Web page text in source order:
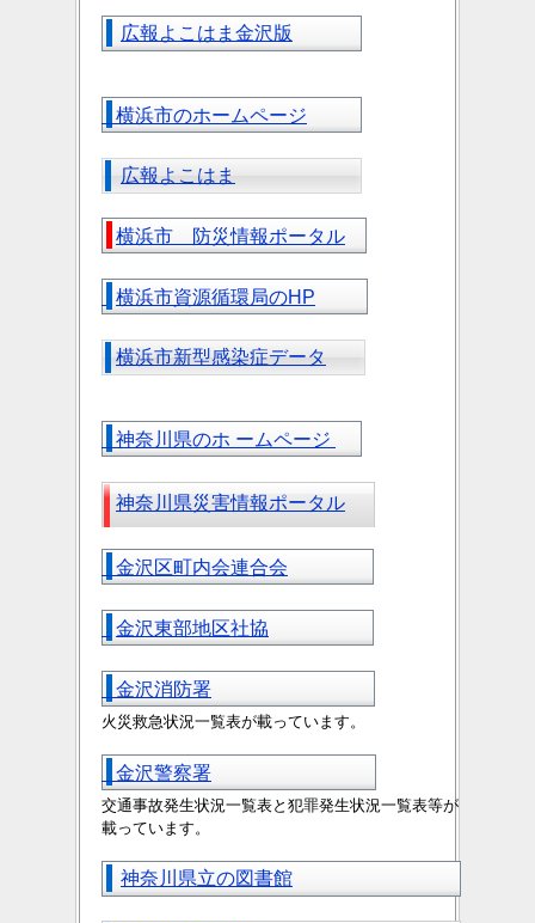
広報よこはま金沢版
横浜市のホームページ
広報よこはま
横浜市 防災情報ポータル
横浜市資源循環局のHP
横浜市新型感染症データ
神奈川県のホ ームページ
神奈川県災害情報ポータル
金沢区町内会連合会
金沢東部地区社協
金沢消防署
火災救急状況一覧表が載っています。
金沢警察署
交通事故発生状況一覧表と 犯罪発生状況一覧表等が
載っています。
神奈川県立の図書館